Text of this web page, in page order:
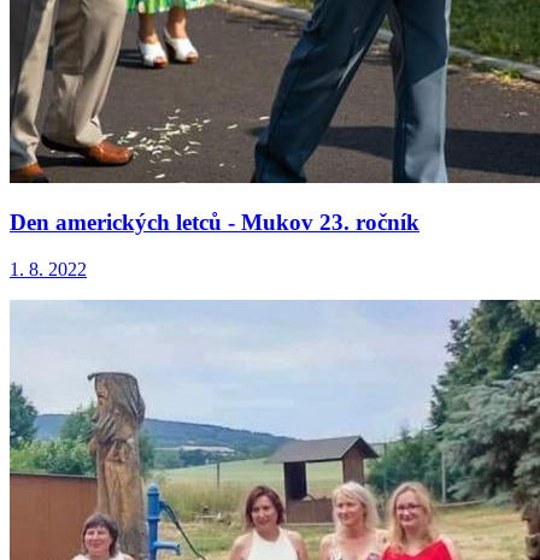
Den amerických letců - Mukov 23. ročník
1. 8. 2022